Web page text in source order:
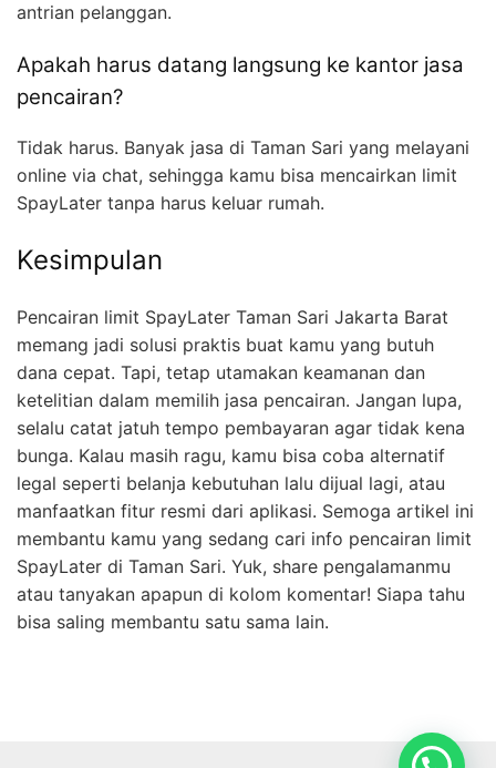
antrian pelanggan.
Apakah harus datang langsung ke kantor jasa
pencairan?
Tidak harus. Banyak jasa di Taman Sari yang melayani
online via chat, sehingga kamu bisa mencairkan limit
SpayLater tanpa harus keluar rumah.
Kesimpulan
Pencairan limit SpayLater Taman Sari Jakarta Barat
memang jadi solusi praktis buat kamu yang butuh
dana cepat. Tapi, tetap utamakan keamanan dan
ketelitian dalam memilih jasa pencairan. Jangan lupa,
selalu catat jatuh tempo pembayaran agar tidak kena
bunga. Kalau masih ragu, kamu bisa coba alternatif
legal seperti belanja kebutuhan lalu dijual lagi, atau
manfaatkan fitur resmi dari aplikasi. Semoga artikel ini
membantu kamu yang sedang cari info pencairan limit
SpayLater di Taman Sari. Yuk, share pengalamanmu
atau tanyakan apapun di kolom komentar! Siapa tahu
bisa saling membantu satu sama lain.